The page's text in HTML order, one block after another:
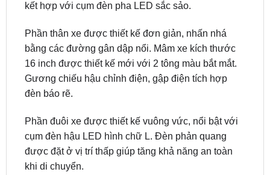
trẻ trung, năng động với ngôn ngữ Dynamic Shield
bật với lưới tản nhiệt hình chữ X được thiết kế mới,
kết hợp với cụm đèn pha LED sắc sảo.
Phần thân xe được thiết kế đơn giản, nhấn nhá
bằng các đường gân dập nổi. Mâm xe kích thước
Gương chiếu hậu chỉnh điện, gập điện tích hợp
đèn báo rẽ.
Phần đuôi xe được thiết kế vuông vức, nổi bật với